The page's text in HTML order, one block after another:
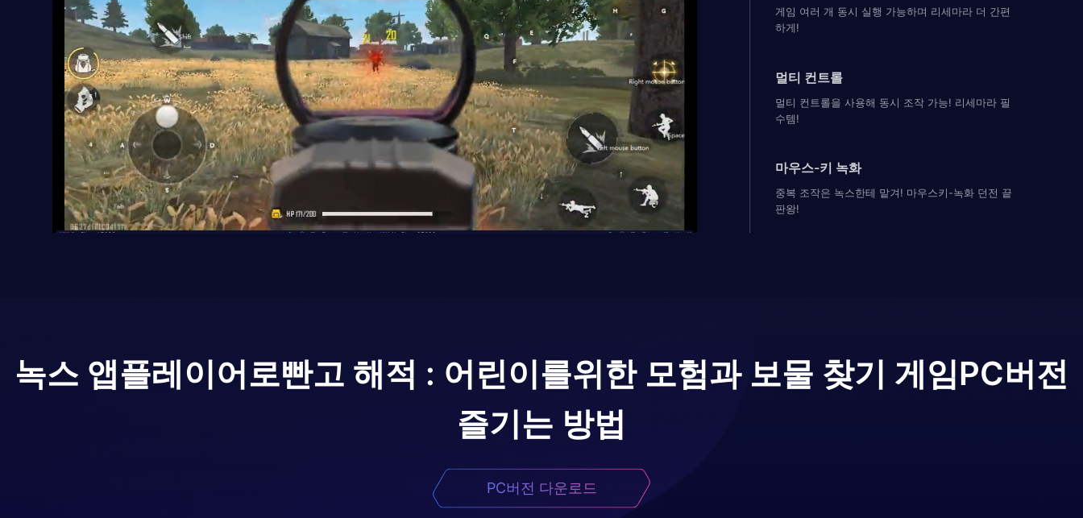
게임 여러 개 동시 실행 가능하며 리세마라 더 간편
하게!
멀티 컨트롤
멀티 컨트롤을 사용해 동시 조작 가능! 리세마라 필
수템!
마우스-키 녹화
중복 조작은 녹스한테 맡겨! 마우스키-녹화 던전 끝
판왕!
녹스 앱플레이어로빤고 해적 : 어린이를위한 모험과 보물 찾기 게임PC버전
즐기는 방법
PC버전 다운로드